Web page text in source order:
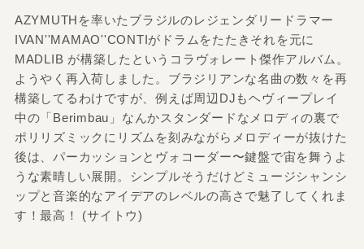
AZYMUTHを率いたブラジルのレジェンダリードラマー
IVAN''MAMAO''CONTIがドラムをたたきそれを元に
MADLIB が構築したというコラヴォレート傑作アルバム。
ようやく再入荷しました。ブラジリアンな名曲の数々を再
構築してるわけですが、例えば周辺DJもヘヴィープレイ
中の「Berimbau」なんかスタンダードなメロディの裏で
ポリリズミックにリズムを刻みながらメロディーが抜けた
後は、パーカッションとヴォコーダー〜鍵盤で宙を舞うよ
うな素晴しい展開。シンプルそうだけどミュージシャンシ
ップと音楽的なアイデアのレベルの高さで魅了してくれま
す！最高！ (サイトウ)